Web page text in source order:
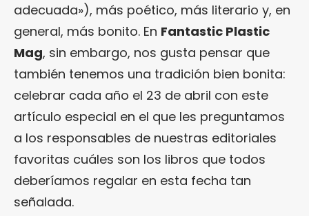
adecuada»), más poético, más literario y, en
general, más bonito. En Fantastic Plastic
Mag, sin embargo, nos gusta pensar que
también tenemos una tradición bien bonita:
celebrar cada año el 23 de abril con este
artículo especial en el que les preguntamos
a los responsables de nuestras editoriales
favoritas cuáles son los libros que todos
deberíamos regalar en esta fecha tan
señalada.